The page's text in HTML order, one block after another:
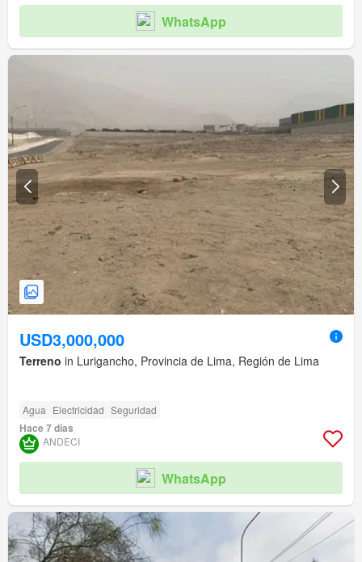
WhatsApp
USD3,000,000
Terreno in Lurigancho, Provincia de Lima, Región de Lima
Agua Electricidad Seguridad
Hace 7 días
ANDECI
WhatsApp